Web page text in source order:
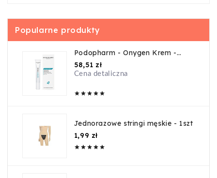
Popularne produkty
Podopharm - Onygen Krem -
20ml
58,51 złCena
Cena detaliczna
    
Jednorazowe stringi męskie - 1szt
1,99 zł
    